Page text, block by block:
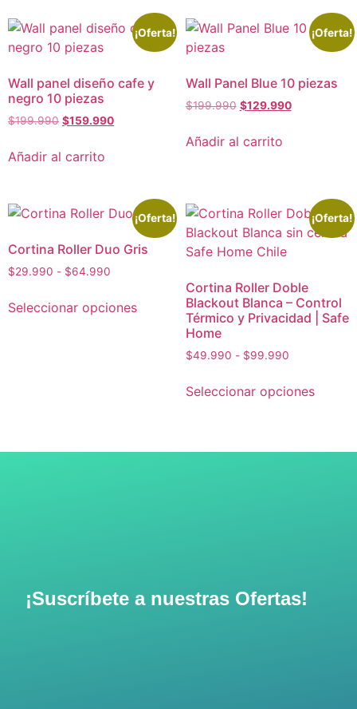
¡Oferta!
Wall panel diseño cafe y
negro 10 piezas
$199.990 $159.990
Añadir al carrito
¡Oferta!
Wall Panel Blue 10 piezas
$199.990 $129.990
Añadir al carrito
¡Oferta!
Cortina Roller Duo Gris
$29.990 - $64.990
Seleccionar opciones
¡Oferta!
Cortina Roller Doble
Blackout Blanca – Control
Térmico y Privacidad | Safe
Home
$49.990 - $99.990
Seleccionar opciones
¡Suscríbete a nuestras Ofertas!